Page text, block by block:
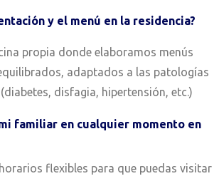
y el menú en la residencia?
propia donde elaboramos menús
adaptados a las patologías
disfagia, hipertensión, etc.)
familiar en cualquier momento en
flexibles para que puedas visitar